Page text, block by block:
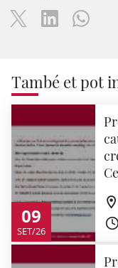
També et pot
09
SET/26